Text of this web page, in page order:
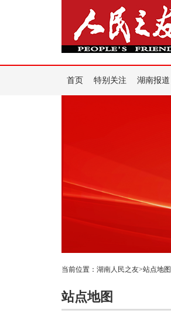
首页 特别关注 湖南报道
当前位置： 湖南人民之友>站点地图
站点地图